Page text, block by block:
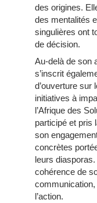
des origines.
des mentalités
singulières ont
de décision.
Au-delà de son
s’inscrit
d’ouverture sur
initiatives à
l’Afrique des
participé et pris
son
concrètes
leurs
cohérence de
communication,
l’action.